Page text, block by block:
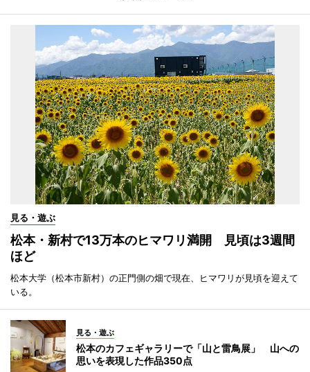
見る・遊ぶ
松本・新村で13万本のヒマワリ満開 見頃は3週間
ほど
松本大学（松本市新村）の正門側の畑で現在、ヒマワリが見頃を迎えて
いる。
見る・遊ぶ
松本のカフェギャラリーで「山と雷鳥展」 山への
思いを表現した作品350点